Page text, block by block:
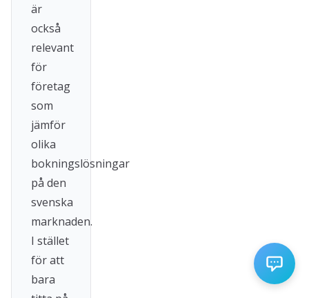
är
också
relevant
för
företag
som
jämför
olika
bokningslösningar
på den
svenska
marknaden.
I stället
för att
bara